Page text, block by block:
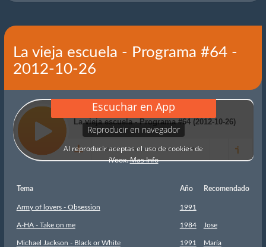
La vieja escuela - Programa #64 -
2012-10-26
Tema Año Recomendado
Army of lovers - Obsession 1991
A-HA - Take on me 1984 Jose
Michael Jackson - Black or White 1991 María